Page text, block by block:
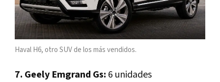
Haval H6, otro SUV de los más vendidos.
7. Geely Emgrand Gs: 6 unidades